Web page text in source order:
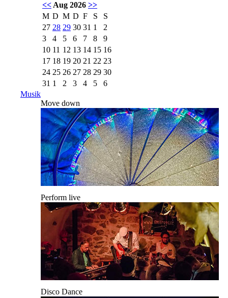
<< Aug 2026 >>
M D M D F S
S
27 28 29 30 31 1
2
3
4 5 6 7 8
9
10 11 12 13 14 15 16
17 18 19 20 21 22 23
24 25 26 27 28 29 30
31 1 2 3 4 5
6
Musik
Move down
Perform live
Disco Dance